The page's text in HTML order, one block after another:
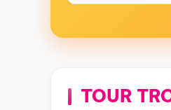
TOUR